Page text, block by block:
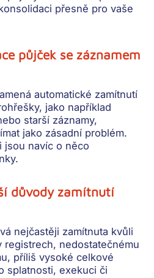
přesně pro vaše
půjček se záznamem
automatické zamítnutí
jako například
starší záznamy,
jako zásadní problém.
jsou navíc o něco
důvody zamítnutí
nejčastěji zamítnuta kvůli
registrech, nedostatečnému
příliš vysoké celkové
splatnosti, exekuci či